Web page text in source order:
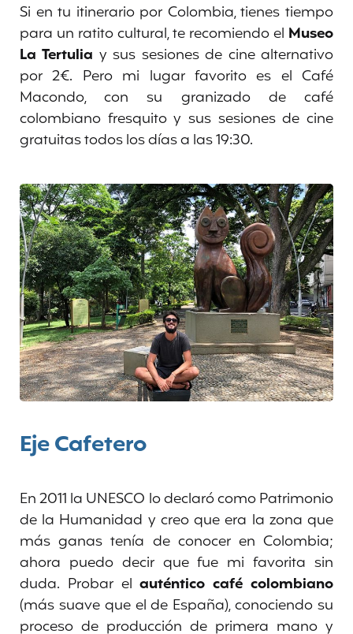
Si en tu itinerario por Colombia, tienes tiempo
para un ratito cultural, te recomiendo el Museo
La Tertulia y sus sesiones de cine alternativo
por 2€. Pero mi lugar favorito es el Café
Macondo, con su granizado de café
colombiano fresquito y sus sesiones de cine
gratuitas todos los días a las 19:30.
Eje Cafetero
En 2011 la UNESCO lo declaró como Patrimonio
de la Humanidad y creo que era la zona que
más ganas tenía de conocer en Colombia;
ahora puedo decir que fue mi favorita sin
duda. Probar elauténtico café colombiano
(más suave que el de España), conociendo su
proceso de producción de primera mano y